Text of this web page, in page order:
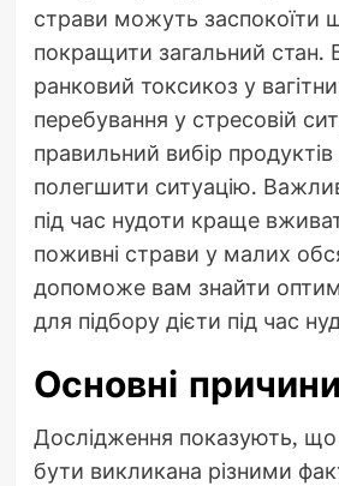
страви можуть заспокоїти
покращити загальний стан.
ранковий токсикоз у
перебування у стресовій
правильний вибір
полегшити ситуацію.
під час нудоти краще
поживні страви у малих
допоможе вам знайти
для підбору дієти під час
Основні
Дослідження показують,
бути викликана різними